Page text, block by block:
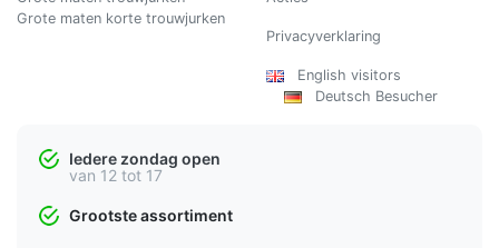
Grote maten korte trouwjurken
Privacyverklaring
English visitors
Deutsch Besucher
Iedere zondag open
van 12 tot 17
Grootste assortiment